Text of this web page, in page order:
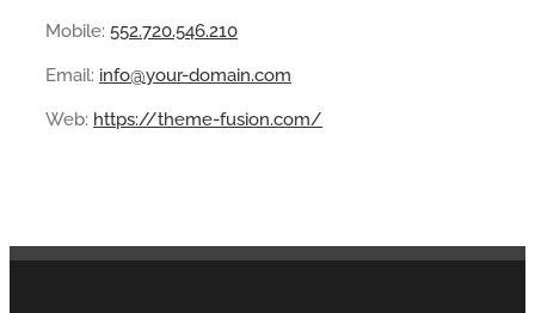
Mobile: 552.720.546.210
Email: info@your-domain.com
Web: https://theme-fusion.com/